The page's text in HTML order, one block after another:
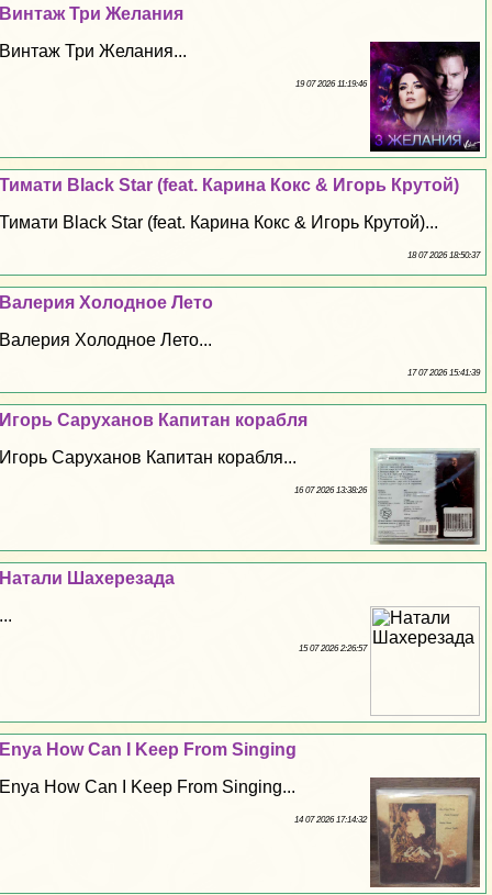
Винтаж Три Желания
Винтаж Три Желания...
19 07 2026 11:19:46
Тимати Black Star (feat. Карина Кокс & Игорь Крутой)
Тимати Black Star (feat. Карина Кокс & Игорь Крутой)...
18 07 2026 18:50:37
Валерия Холодное Лето
Валерия Холодное Лето...
17 07 2026 15:41:39
Игорь Саруханов Капитан корабля
Игорь Саруханов Капитан корабля...
16 07 2026 13:38:26
Натали Шахерезада
...
15 07 2026 2:26:57
Enya How Can I Keep From Singing
Enya How Can I Keep From Singing...
14 07 2026 17:14:32